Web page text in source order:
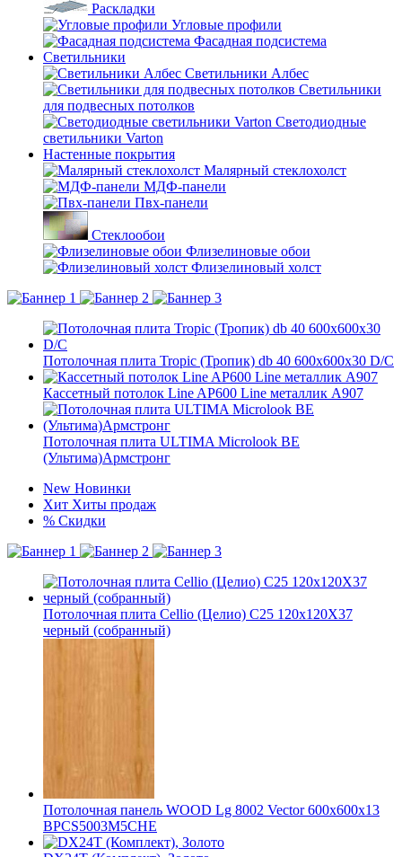
Раскладки
Угловые профили
Фасадная подсистема
Светильники
Светильники Албес
Светильники
для подвесных потолков
Светодиодные
светильники Varton
Настенные покрытия
Малярный стеклохолст
МДФ-панели
Пвх-панели
Стеклообои
Флизелиновые обои
Флизелиновый холст
Потолочная плита Tropic (Тропик) db 40 600x600x30 D/С
Кассетный потолок Line AP600 Line металлик А907
Потолочная плита ULTIMA Microlook BE
(Ультима)Армстронг
New Новинки
Хит Хиты продаж
% Скидки
Потолочная плита Cellio (Целио) C25 120x120X37
черный (собранный)
Потолочная панель WOOD Lg 8002 Vector 600x600x13
BPCS5003M5CHE